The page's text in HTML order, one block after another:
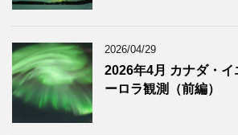
2026/04/29
2026年4月 カナダ・
ーロラ観測（前編）